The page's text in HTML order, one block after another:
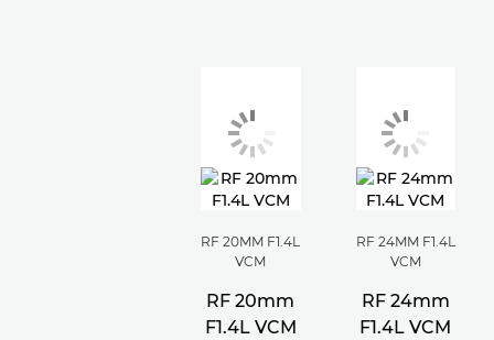
RF 20MM F1.4L
VCM
RF 20mm
F1.4L VCM
RF 24MM F1.4L
VCM
RF 24mm
F1.4L VCM